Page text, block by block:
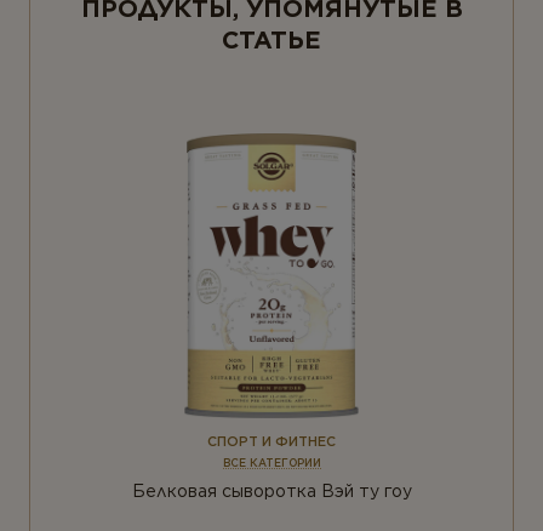
ПРОДУКТЫ, УПОМЯНУТЫЕ В
СТАТЬЕ
СПОРТ И ФИТНЕС
ВСЕ КАТЕГОРИИ
Белковая сыворотка Вэй ту гоу